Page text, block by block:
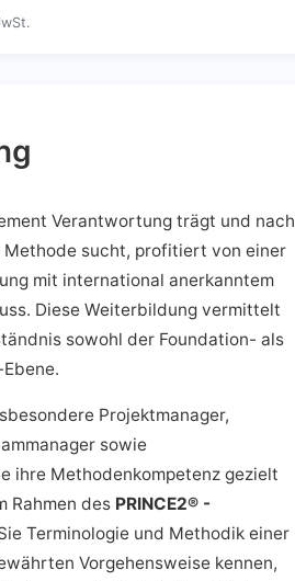
Verantwortung trägt und nach
sucht, profitiert von einer
mit international anerkanntem
Diese Weiterbildung vermittelt
sowohl der Foundation- als
Projektmanager,
sowie
ihre Methodenkompetenz gezielt
Rahmen des PRINCE2® -
Terminologie und Methodik einer
Vorgehensweise kennen,